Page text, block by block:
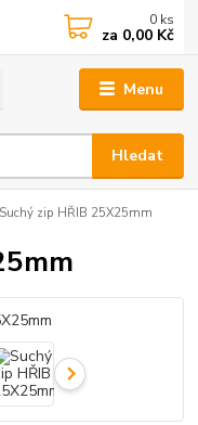
Menu
Hledat
0 ks
za 0,00 Kč
Suchý zip HŘIB 25X25mm